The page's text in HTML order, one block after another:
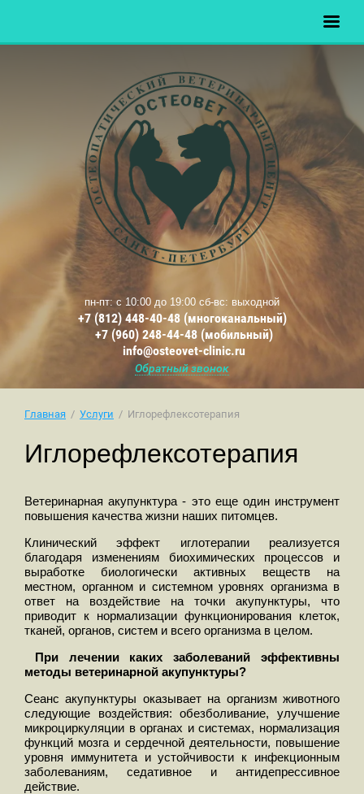
пн-пт: с 10:00 до 19:00 сб-вс: выходной
+7 (812) 448-40-48 (многоканальный)
+7 (960) 248-44-48 (мобильный)
info@osteovet-clinic.ru
Обратный звонок
Главная
  /
Услуги
  /  Иглорефлексотерапия
Иглорефлексотерапия
Ветеринарная акупунктура - это еще один инструмент
повышения качества жизни наших питомцев.
Клинический эффект иглотерапии реализуется
благодаря изменениям биохимических процессов и
выработке биологически активных веществ на
местном, органном и системном уровнях организма в
ответ на воздействие на точки акупунктуры, что
приводит к нормализации функционирования клеток,
тканей, органов, систем и всего организма в целом.
При лечении каких заболеваний эффективны
методы ветеринарной акупунктуры?
Сеанс акупунктуры оказывает на организм животного
следующие воздействия: обезболивание, улучшение
микроциркуляции в органах и системах, нормализация
функций мозга и сердечной деятельности, повышение
уровня иммунитета и устойчивости к инфекционным
заболеваниям, седативное и антидепрессивное
действие.